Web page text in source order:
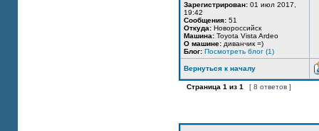
Зарегистрирован: 01 июл 2017,
19:42
Сообщения: 51
Откуда: Новороссийск
Машина: Toyota Vista Ardeo
О машине: диванчик =)
Блог: Посмотреть блог (1)
Вернуться к началу
Страница 1 из 1 [ 8 ответов ]